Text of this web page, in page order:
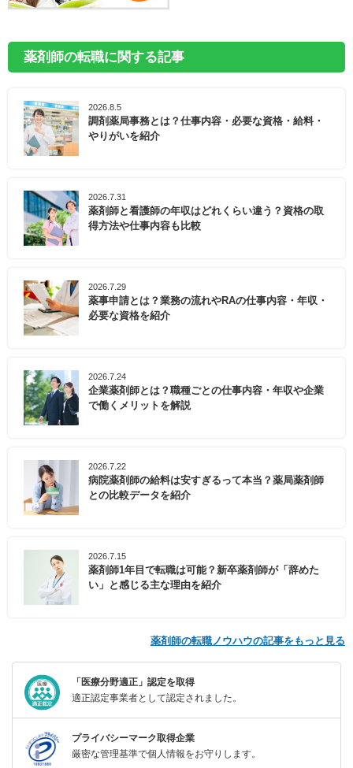
薬剤師の転職に関する記事
2026.8.5
調剤薬局事務とは？仕事内容・必要な資格・給料・
やりがいを紹介
2026.7.31
薬剤師と看護師の年収はどれくらい違う？資格の取
得方法や仕事内容も比較
2026.7.29
薬事申請とは？業務の流れやRAの仕事内容・年収・
必要な資格を紹介
2026.7.24
企業薬剤師とは？職種ごとの仕事内容・年収や企業
で働くメリットを解説
2026.7.22
病院薬剤師の給料は安すぎるって本当？薬局薬剤師
との比較データを紹介
2026.7.15
薬剤師1年目で転職は可能？新卒薬剤師が「辞めた
い」と感じる主な理由を紹介
薬剤師の転職ノウハウの記事をもっと見る
「医療分野適正」認定を取得
適正認定事業者として認定されました。
プライバシーマーク取得企業
厳密な管理基準で個人情報をお守りします。